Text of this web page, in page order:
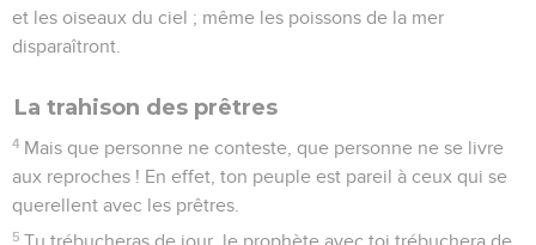
et les oiseaux du ciel ; même les poissons de la mer
disparaîtront.
La trahison des prêtres
4 Mais que personne ne conteste, que personne ne se livre
aux reproches ! En effet, ton peuple est pareil à ceux qui se
querellent avec les prêtres.
5 Tu trébucheras de jour, le prophète avec toi trébuchera de